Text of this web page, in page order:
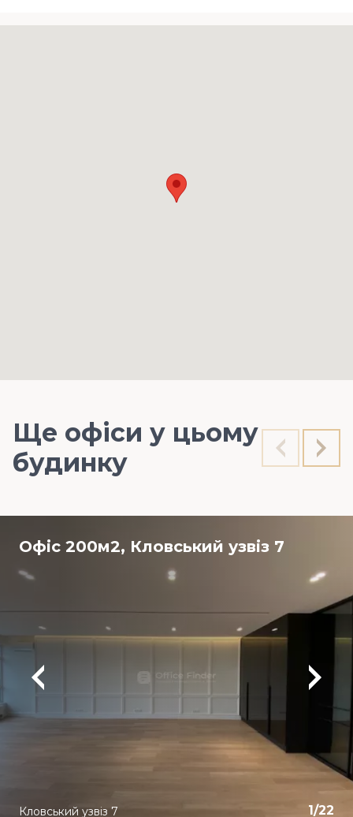
Ще офіси у цьому
будинку
Офіс 200м2, Кловський узвіз 7
1/22
Кловський узвіз 7